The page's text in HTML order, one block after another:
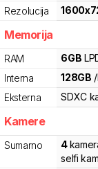
Rezolucija
1600x
Memorija
RAM 6GB
Interna
128GB /
Eksterna
SDXC
Kamere
Sumarno 4
selfi